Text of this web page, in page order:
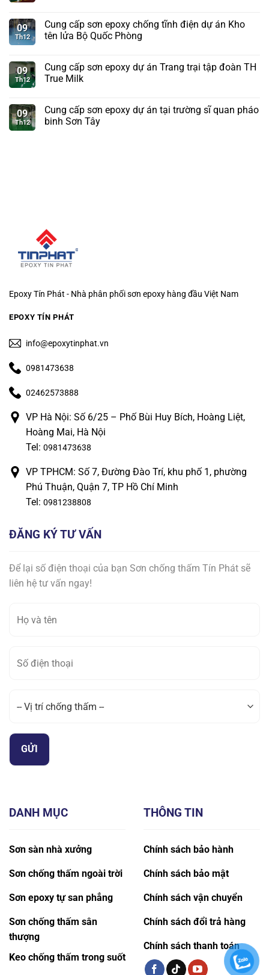
09
Th12
Cung cấp sơn epoxy chống tĩnh điện dự án Kho
tên lửa Bộ Quốc Phòng
09
Th12
Cung cấp sơn epoxy dự án Trang trại tập đoàn TH
True Milk
09
Th12
Cung cấp sơn epoxy dự án tại trường sĩ quan pháo
binh Sơn Tây
Epoxy Tín Phát - Nhà phân phối sơn epoxy hàng đầu Việt Nam
EPOXY TÍN PHÁT
info@epoxytinphat.vn
0981473638
02462573888
VP Hà Nội: Số 6/25 – Phố Bùi Huy Bích, Hoàng Liệt,
Hoàng Mai, Hà Nội
Tel: 0981473638
VP TPHCM: Số 7, Đường Đào Trí, khu phố 1, phường
Phú Thuận, Quận 7, TP Hồ Chí Minh
Tel: 0981238808
DANH MỤC
Sơn sàn nhà xưởng
Sơn chống thấm ngoài trời
Sơn epoxy tự san phẳng
Sơn chống thấm sân
thượng
Keo chống thấm trong suốt
THÔNG TIN
Chính sách bảo hành
Chính sách bảo mật
Chính sách vận chuyển
Chính sách đổi trả hàng
Chính sách thanh toán
ĐĂNG KÝ TƯ VẤN
Để lại số điện thoại của bạn Sơn chống thấm Tín Phát sẽ
liên hệ tư vấn ngay!